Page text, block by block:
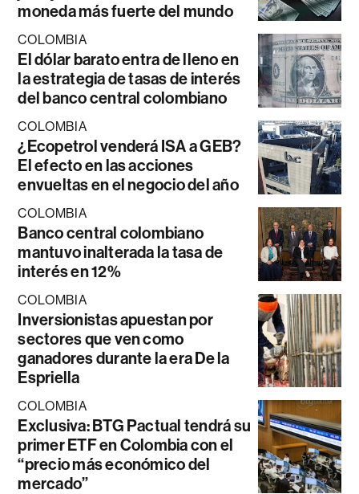
moneda más fuerte del mundo
COLOMBIA
El dólar barato entra de lleno en
la estrategia de tasas de interés
del banco central colombiano
COLOMBIA
¿Ecopetrol venderá ISA a GEB?
El efecto en las acciones
envueltas en el negocio del año
COLOMBIA
Banco central colombiano
mantuvo inalterada la tasa de
interés en 12%
COLOMBIA
Inversionistas apuestan por
sectores que ven como
ganadores durante la era De la
Espriella
COLOMBIA
Exclusiva: BTG Pactual tendrá su
primer ETF en Colombia con el
“precio más económico del
mercado”